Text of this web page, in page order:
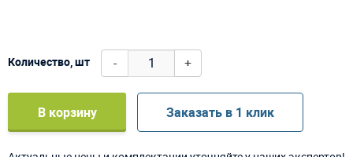
Количество, шт - +
В корзину Заказать в 1 клик